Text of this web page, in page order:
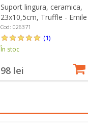
Suport lingura, ceramica,
23x10,5cm, Truffle - Emile
Henry
Cod: 026371
(1)
În stoc
98 lei